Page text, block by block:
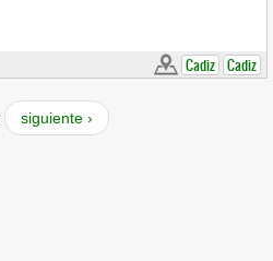
Cadiz Cadiz
siguiente ›